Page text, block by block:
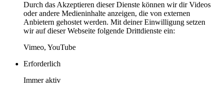
Durch das Akzeptieren dieser Dienste können wir dir Videos
oder andere Medieninhalte anzeigen, die von externen
Anbietern gehostet werden. Mit deiner Einwilligung setzen
wir auf dieser Webseite folgende Drittdienste ein:
Vimeo, YouTube
Erforderlich
Immer aktiv